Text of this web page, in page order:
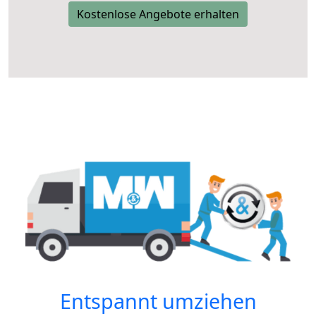
Kostenlose Angebote erhalten
Entspannt umziehen